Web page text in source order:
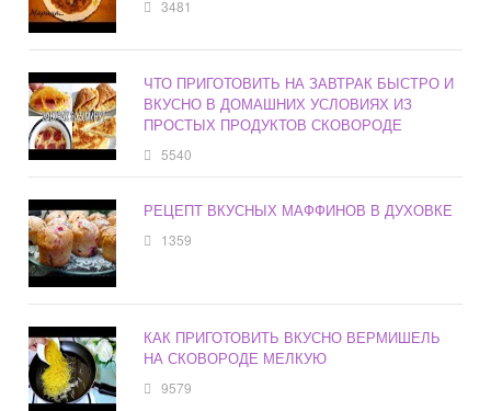
3481
ЧТО ПРИГОТОВИТЬ НА ЗАВТРАК БЫСТРО И
ВКУСНО В ДОМАШНИХ УСЛОВИЯХ ИЗ
ПРОСТЫХ ПРОДУКТОВ СКОВОРОДЕ
5540
РЕЦЕПТ ВКУСНЫХ МАФФИНОВ В ДУХОВКЕ
1359
КАК ПРИГОТОВИТЬ ВКУСНО ВЕРМИШЕЛЬ
НА СКОВОРОДЕ МЕЛКУЮ
9579